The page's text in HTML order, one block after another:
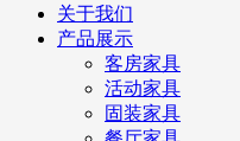
关于我们
产品展示
客房家具
活动家具
固装家具